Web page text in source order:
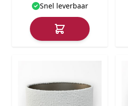
Snel leverbaar